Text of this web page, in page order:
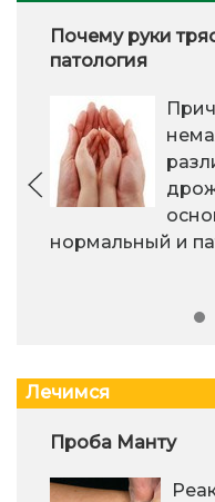
Почему руки
патология
нормальный и
Лечимся
Проба Манту